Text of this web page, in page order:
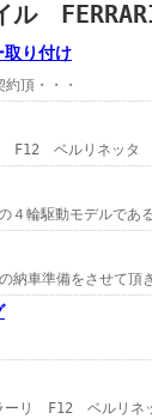
ル
り付け
・・・
リ F12 ベルリ
４輪駆動モデル
させて頂きま
ベルリネッタ